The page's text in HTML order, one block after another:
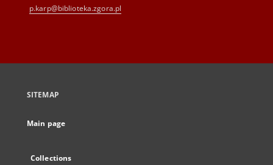
p.karp@biblioteka.zgora.pl
SITEMAP
Main page
Collections